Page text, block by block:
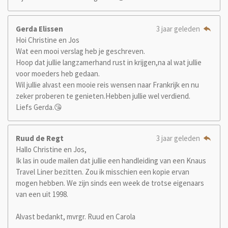
Gerda Elissen
3 jaar geleden
Hoi Christine en Jos
Wat een mooi verslag heb je geschreven.
Hoop dat jullie langzamerhand rust in krijgen,na al wat jullie
voor moeders heb gedaan.
Wil jullie alvast een mooie reis wensen naar Frankrijk en nu
zeker proberen te genieten.Hebben jullie wel verdiend.
Liefs Gerda.😘
Ruud de Regt
3 jaar geleden
Hallo Christine en Jos,
Ik las in oude mailen dat jullie een handleiding van een Knaus
Travel Liner bezitten. Zou ik misschien een kopie ervan
mogen hebben. We zijn sinds een week de trotse eigenaars
van een uit 1998.
Alvast bedankt, mvrgr. Ruud en Carola